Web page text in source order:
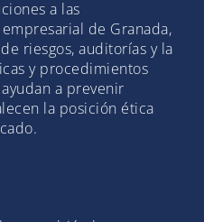
a las
de Granada,
riesgos, auditorías y la
y procedimientos
a prevenir
la posición ética